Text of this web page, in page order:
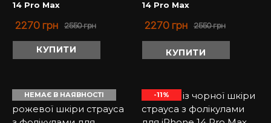
14 Pro Max
2550грн
2270 грн
КУПИТИ
14 Pro Max
2550грн
2270 грн
КУПИТИ
НЕМАЄ В НАЯВНОСТІ -11%